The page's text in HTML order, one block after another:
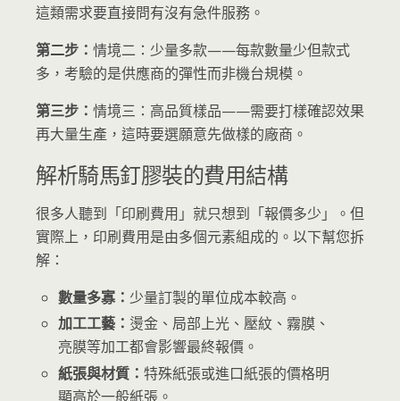
這類需求要直接問有沒有急件服務。
第二步： 情境二：少量多款——每款數量少但款式
多，考驗的是供應商的彈性而非機台規模。
第三步： 情境三：高品質樣品——需要打樣確認效果
再大量生產，這時要選願意先做樣的廠商。
解析騎馬釘膠裝的費用結構
很多人聽到「印刷費用」就只想到「報價多少」。但
實際上，印刷費用是由多個元素組成的。以下幫您拆
解：
數量多寡： 少量訂製的單位成本較高。
加工工藝： 燙金、局部上光、壓紋、霧膜、
亮膜等加工都會影響最終報價。
紙張與材質：特殊紙張或進口紙張的價格明
顯高於一般紙張。